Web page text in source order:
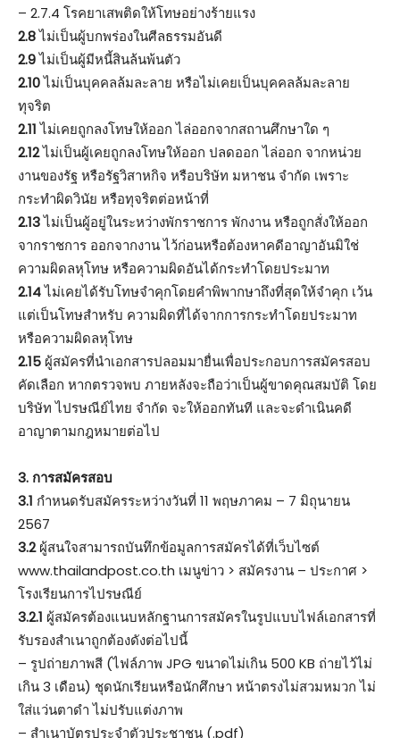
– 2.7.4 โรคยาเสพติดให้โทษอย่างร้ายแรง
2.8ไม่เป็นผู้บกพร่องในศีลธรรมอันดี
2.9ไม่เป็นผู้มีหนี้สินล้นพ้นตัว
2.10ไม่เป็นบุคคลล้มละลาย หรือไม่เคยเป็นบุคคลล้มละลาย
ทุจริต
2.11ไม่เคยถูกลงโทษให้ออก ไล่ออกจากสถานศึกษาใด ๆ
2.12ไม่เป็นผู้เคยถูกลงโทษให้ออก ปลดออก ไล่ออก จากหน่วย
งานของรัฐ หรือรัฐวิสาหกิจ หรือบริษัท มหาชน จำกัด เพราะ
กระทำผิดวินัย หรือทุจริตต่อหน้าที่
2.13ไม่เป็นผู้อยู่ในระหว่างพักราชการ พักงาน หรือถูกสั่งให้ออก
จากราชการ ออกจากงาน ไว้ก่อนหรือต้องหาคดีอาญาอันมิใช่
ความผิดลหุโทษ หรือความผิดอันได้กระทําโดยประมาท
2.14ไม่เคยได้รับโทษจําคุกโดยคําพิพากษาถึงที่สุดให้จําคุก เว้น
แต่เป็นโทษสําหรับ ความผิดที่ได้จากการกระทําโดยประมาท
หรือความผิดลหุโทษ
2.15 ผู้สมัครที่นําเอกสารปลอมมายื่นเพื่อประกอบการสมัครสอบ
คัดเลือก หากตรวจพบ ภายหลังจะถือว่าเป็นผู้ขาดคุณสมบัติ โดย
บริษัท ไปรษณีย์ไทย จํากัด จะให้ออกทันที และจะดําเนินคดี
อาญาตามกฎหมายต่อไป
3. การสมัครสอบ
3.1 กําหนดรับสมัครระหว่างวันที่ 11 พฤษภาคม – 7 มิถุนายน
2567
3.2ผู้สนใจสามารถบันทึกข้อมูลการสมัครได้ที่เว็บไซต์
www.thailandpost.co.th เมนูข่าว > สมัครงาน – ประกาศ >
โรงเรียนการไปรษณีย์
3.2.1 ผู้สมัครต้องแนบหลักฐานการสมัครในรูปแบบไฟล์เอกสารที่
รับรองสําเนาถูกต้องดังต่อไปนี้
– รูปถ่ายภาพสี (ไฟล์ภาพ JPG ขนาดไม่เกิน 500 KB ถ่ายไว้ไม่
เกิน 3 เดือน) ชุดนักเรียนหรือนักศึกษา หน้าตรงไม่สวมหมวก ไม่
ใส่แว่นตาดํา ไม่ปรับแต่งภาพ
– สําเนาบัตรประจําตัวประชาชน (.pdf)